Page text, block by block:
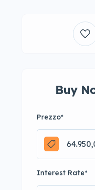
Buy
Prezzo*
Interest Rate*